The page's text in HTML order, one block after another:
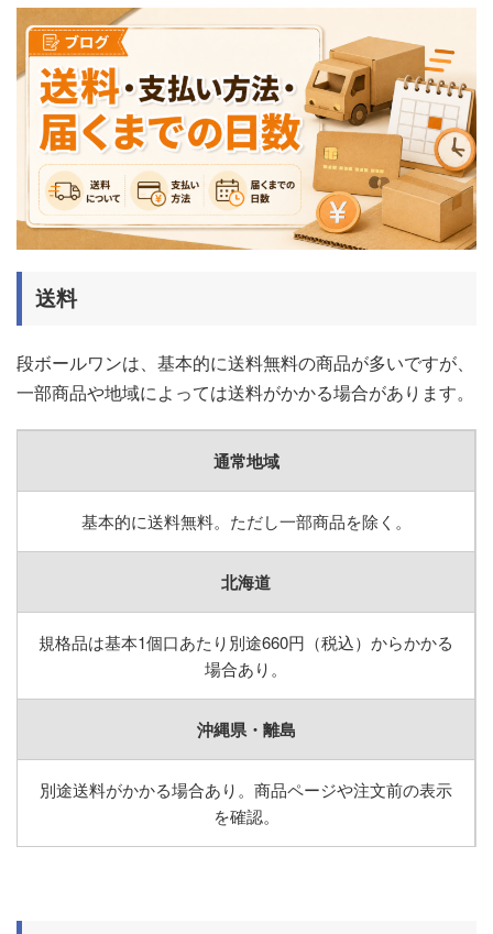
送料
段ボールワンは、基本的に送料無料の商品が多いですが、
一部商品や地域によっては送料がかかる場合があります。
通常地域
基本的に送料無料。ただし一部商品を除く。
北海道
規格品は基本1個口あたり別途660円（税込）からかかる
場合あり。
沖縄県・離島
別途送料がかかる場合あり。商品ページや注文前の表示
を確認。